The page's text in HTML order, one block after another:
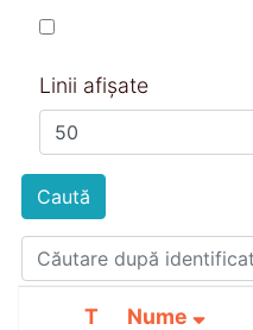
Linii afișate
Caută
T Nume